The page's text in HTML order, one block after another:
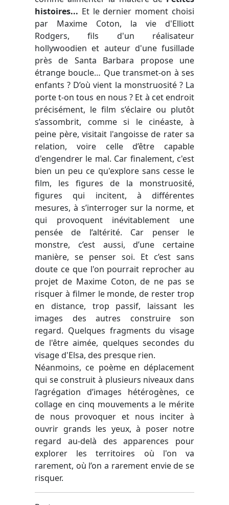
histoires... Et le dernier moment choisi
par Maxime Coton, la vie d'Elliott
Rodgers, fils d'un réalisateur
hollywoodien et auteur d'une fusillade
près de Santa Barbara propose une
étrange boucle… Que transmet-on à ses
enfants ? D’où vient la monstruosité ? La
porte t-on tous en nous ? Et à cet endroit
précisément, le film s’éclaire ou plutôt
s’assombrit, comme si le cinéaste, à
peine père, visitait l'angoisse de rater sa
relation, voire celle d’être capable
d'engendrer le mal. Car finalement, c'est
bien un peu ce qu'explore sans cesse le
film, les figures de la monstruosité,
figures qui incitent, à différentes
mesures, à s’interroger sur la norme, et
qui provoquent inévitablement une
pensée de l’altérité. Car penser le
monstre, c’est aussi, d’une certaine
manière, se penser soi. Et c’est sans
doute ce que l'on pourrait reprocher au
projet de Maxime Coton, de ne pas se
risquer à filmer le monde, de rester trop
en distance, trop passif, laissant les
images des autres construire son
regard. Quelques fragments du visage
de l'être aimée, quelques secondes du
visage d'Elsa, des presque rien.
Néanmoins, ce poème en déplacement
qui se construit à plusieurs niveaux dans
l’agrégation d’images hétérogènes, ce
collage en cinq mouvements a le mérite
de nous provoquer et nous inciter à
ouvrir grands les yeux, à poser notre
regard au-delà des apparences pour
explorer les territoires où l'on va
rarement, où l’on a rarement envie de se
risquer.